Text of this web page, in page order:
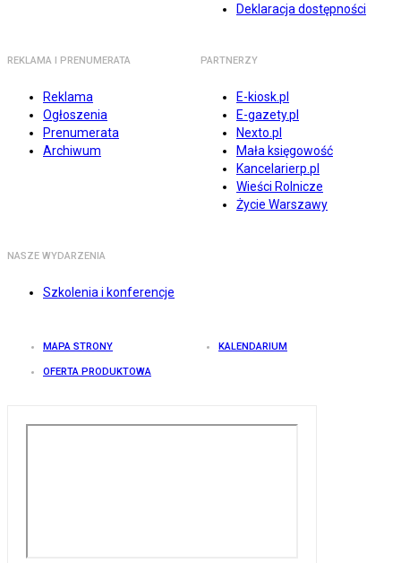
Deklaracja dostępności
REKLAMA I PRENUMERATA
Reklama
Ogłoszenia
Prenumerata
Archiwum
PARTNERZY
E-kiosk.pl
E-gazety.pl
Nexto.pl
Mała księgowość
Kancelarierp.pl
Wieści Rolnicze
Życie Warszawy
NASZE WYDARZENIA
Szkolenia i konferencje
MAPA STRONY KALENDARIUM
OFERTA PRODUKTOWA